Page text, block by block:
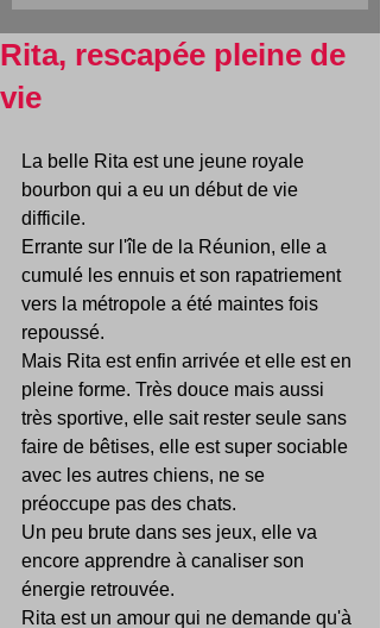
Rita, rescapée pleine de
vie
La belle Rita est une jeune royale
bourbon qui a eu un début de vie
difficile.
Errante sur l'île de la Réunion, elle a
cumulé les ennuis et son rapatriement
vers la métropole a été maintes fois
repoussé.
Mais Rita est enfin arrivée et elle est en
pleine forme. Très douce mais aussi
très sportive, elle sait rester seule sans
faire de bêtises, elle est super sociable
avec les autres chiens, ne se
préoccupe pas des chats.
Un peu brute dans ses jeux, elle va
encore apprendre à canaliser son
énergie retrouvée.
Rita est un amour qui ne demande qu'à